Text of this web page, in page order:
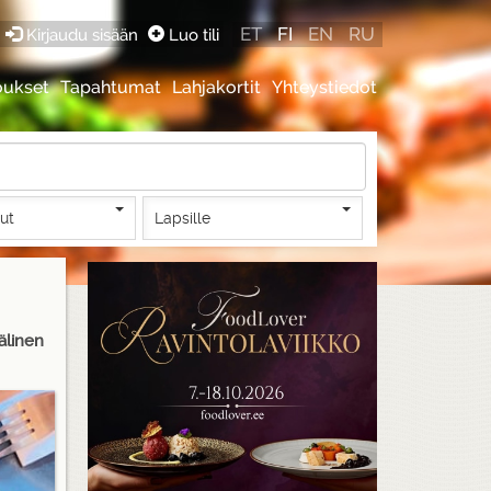
Tapahtumat Lahjakortit Yhteystiedot
Kirjaudu sisään Luo tili ET FI EN RU
Lapsille